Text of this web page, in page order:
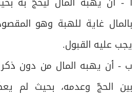
بالمال غاية للهبة وهو
يجب عليه القبول.
ب - أن يهبه المال من دون ذكر
بين الحجّ وعدمه، بحيث لم
68
البـاب الثـاني في باقي أنواع
فصلان
ص
69 الفصل الأول: في حجّ الإفراد
70 الفصل الثاني: في العمرة